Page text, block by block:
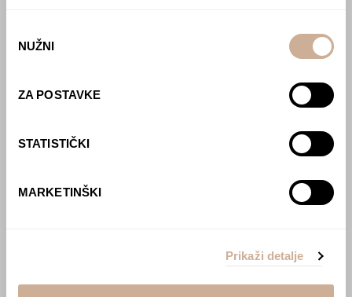
pristanka
NUŽNI
ZA POSTAVKE
STATISTIČKI
MARKETINŠKI
Prikaži detalje